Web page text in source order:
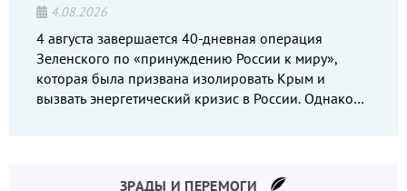
4.08.2026
4 августа завершается 40-дневная операция
Зеленского по «принуждению России к миру»,
которая была призвана изолировать Крым и
вызвать энергетический кризис в России. Однако
ЗРАДЫ И ПЕРЕМОГИ